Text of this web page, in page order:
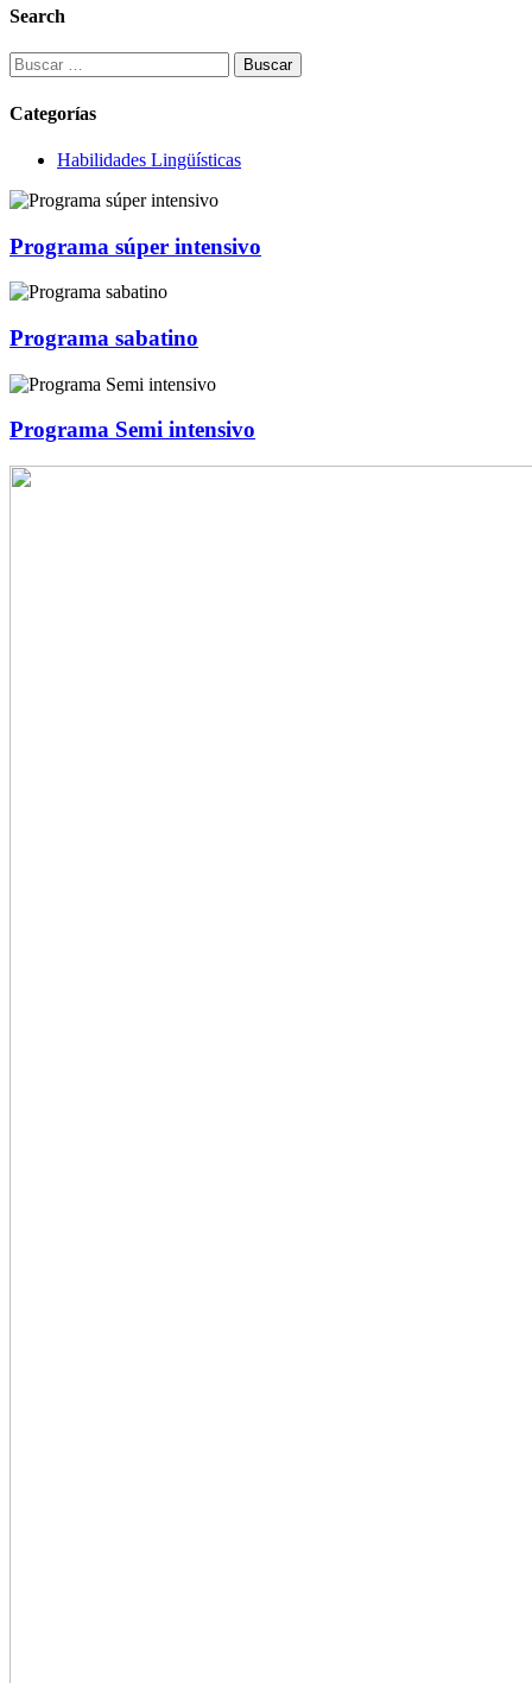
Search
Buscar:
Categorías
Habilidades Lingüísticas
Programa súper intensivo
Programa sabatino
Programa Semi intensivo